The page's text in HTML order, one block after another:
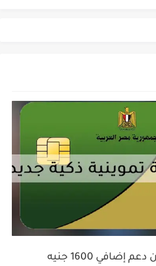
وزارة التموين تعلن عن دعم إضافي 1600 جنيه